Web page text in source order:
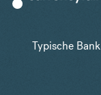
Typische Bank